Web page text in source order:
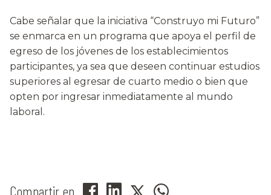
Cabe señalar que la iniciativa “Construyo mi Futuro”
se enmarca en un programa que apoya el perfil de
egreso de los jóvenes de los establecimientos
participantes, ya sea que deseen continuar estudios
superiores al egresar de cuarto medio o bien que
opten por ingresar inmediatamente al mundo
laboral.
Compartir en